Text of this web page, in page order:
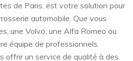
de Paris, est votre solution pour
automobile. Que vous
une Volvo, une Alfa Romeo ou
équipe de professionnels
offrir un service de qualité à des